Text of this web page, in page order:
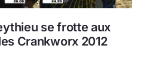
se frotte aux
Crankworx 2012